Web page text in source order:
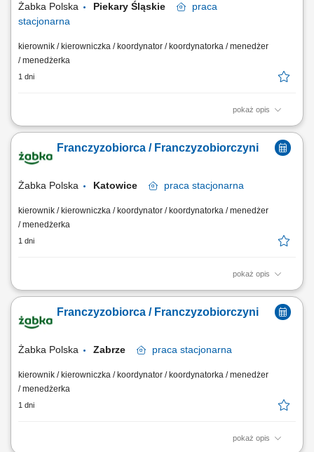
Żabka Polska Piekary Śląskie
praca
stacjonarna
kierownik / kierowniczka / koordynator / koordynatorka / menedżer
/ menedżerka
1 dni
pokaż opis
Główne zadania: Prowadzenie własnej działalności gospodarczej w
obsługi. Monitorowanie stanów magazynowych i zamówień.
Dostosowywanie asortymentu sklepu do potrzeb lokalnego rynku.
Franczyzobiorca / Franczyzobiorczyni
Żabka Polska Katowice praca stacjonarna
kierownik / kierowniczka / koordynator / koordynatorka / menedżer
/ menedżerka
1 dni
pokaż opis
Główne zadania: Prowadzenie własnej działalności gospodarczej w
obsługi. Monitorowanie stanów magazynowych i zamówień.
Dostosowywanie asortymentu sklepu do potrzeb lokalnego rynku.
Franczyzobiorca / Franczyzobiorczyni
Żabka Polska Zabrze praca stacjonarna
kierownik / kierowniczka / koordynator / koordynatorka / menedżer
/ menedżerka
1 dni
pokaż opis